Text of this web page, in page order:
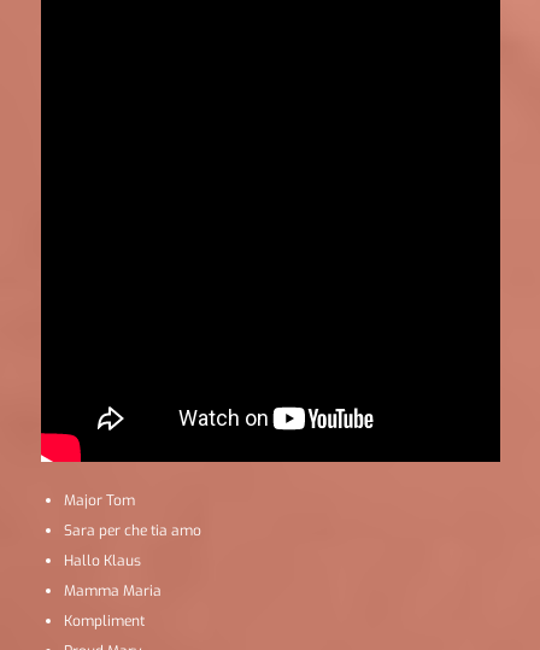
Major Tom
Sara per che tia amo
Hallo Klaus
Mamma Maria
Kompliment